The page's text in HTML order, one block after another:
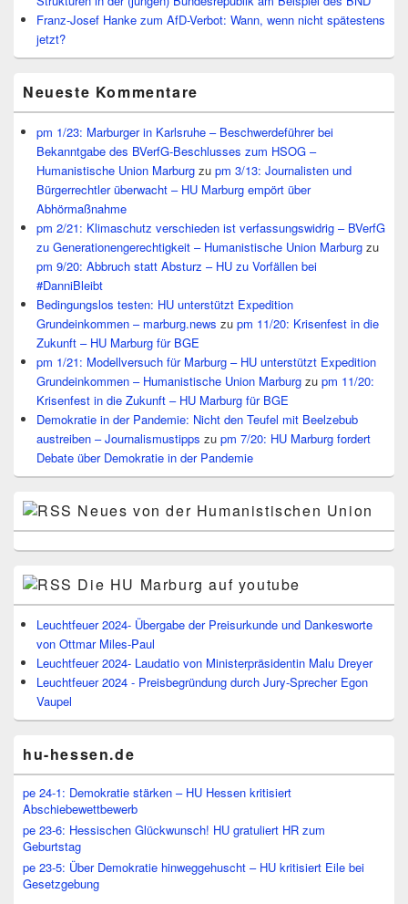
Franz-Josef Hanke zum AfD-Verbot: Wann, wenn nicht spätestens
jetzt?
Neueste Kommentare
pm 1/23: Marburger in Karlsruhe – Beschwerdeführer bei
Bekanntgabe des BVerfG-Beschlusses zum HSOG –
Humanistische Union Marburg zu pm 3/13: Journalisten und
Bürgerrechtler überwacht – HU Marburg empört über
Abhörmaßnahme
pm 2/21: Klimaschutz verschieden ist verfassungswidrig – BVerfG
zu Generationengerechtigkeit – Humanistische Union Marburg zu
pm 9/20: Abbruch statt Absturz – HU zu Vorfällen bei
#DanniBleibt
Bedingungslos testen: HU unterstützt Expedition
Grundeinkommen – marburg.news zu pm 11/20: Krisenfest in die
Zukunft – HU Marburg für BGE
pm 1/21: Modellversuch für Marburg – HU unterstützt Expedition
Grundeinkommen – Humanistische Union Marburg zu pm 11/20:
Krisenfest in die Zukunft – HU Marburg für BGE
Demokratie in der Pandemie: Nicht den Teufel mit Beelzebub
austreiben – Journalismustipps zu pm 7/20: HU Marburg fordert
Debate über Demokratie in der Pandemie
Neues von der Humanistischen Union
Die HU Marburg auf youtube
Leuchtfeuer 2024- Übergabe der Preisurkunde und Dankesworte
von Ottmar Miles-Paul
Leuchtfeuer 2024- Laudatio von Ministerpräsidentin Malu Dreyer
Leuchtfeuer 2024 - Preisbegründung durch Jury-Sprecher Egon
Vaupel
hu-hessen.de
pe 24-1: Demokratie stärken – HU Hessen kritisiert
Abschiebewettbewerb
pe 23-6: Hessischen Glückwunsch! HU gratuliert HR zum
Geburtstag
pe 23-5: Über Demokratie hinweggehuscht – HU kritisiert Eile bei
Gesetzgebung